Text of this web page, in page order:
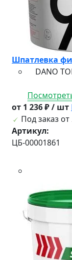
Шпатлевка
DANO
от 1 236 ₽ / шт
Под заказ от
Артикул:
ЦБ-00001861